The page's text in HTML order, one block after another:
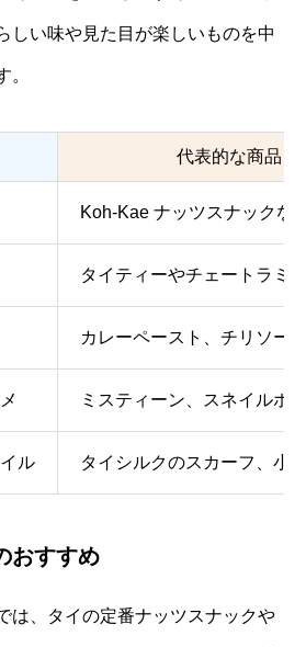
しい味や見た目が楽しいものを中
。
代表的な商品
Koh-Kae ナッツスナックな
タイティーやチェートラミ
カレーペースト、チリソー
ミスティーン、スネイルホ
ル タイシルクのスカーフ、小
おすすめ
は、タイの定番ナッツスナックや